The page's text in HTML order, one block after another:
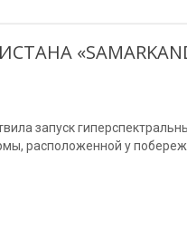
запуск
расположенной у